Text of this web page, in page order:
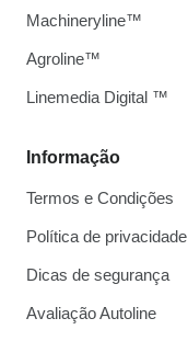
Informação
Termos e Condições
Política de privacidade
Dicas de segurança
Avaliação Autoline
Machineryline™
Agroline™
Linemedia Digital ™